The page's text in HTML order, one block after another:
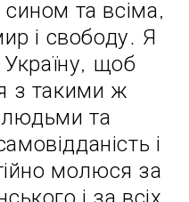
та всіма,
і свободу. Я
Україну, щоб
з такими ж
та
і
молюся за